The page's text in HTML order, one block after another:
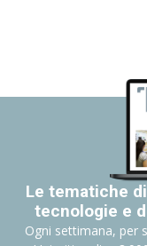
Le tematiche
tecnologie e
Ogni settimana, per